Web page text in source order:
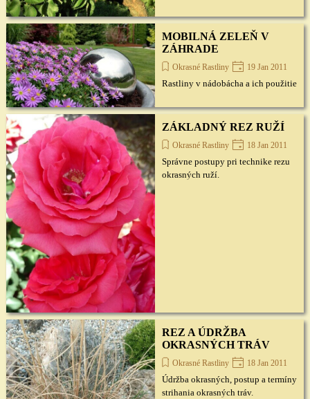
MOBILNÁ ZELEŇ V
ZÁHRADE
Okrasné Rastliny 19 Jan 2011
Rastliny v nádobácha a ich použitie
ZÁKLADNÝ REZ RUŽÍ
Okrasné Rastliny 18 Jan 2011
Správne postupy pri technike rezu
okrasných ruží.
REZ A ÚDRŽBA
OKRASNÝCH TRÁV
Okrasné Rastliny 18 Jan 2011
Údržba okrasných, postup a termíny
strihania okrasných tráv.